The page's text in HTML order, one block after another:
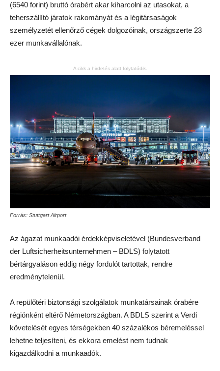
(6540 forint) bruttó órabért akar kiharcolni az utasokat, a
teherszállító járatok rakományát és a légitársaságok
személyzetét ellenőrző cégek dolgozóinak, országszerte 23
ezer munkavállalónak.
A cikk a hirdetés alatt folytatódik.
Forrás: Stuttgart Airport
Az ágazat munkaadói érdekképviseletével (Bundesverband
der Luftsicherheitsunternehmen – BDLS) folytatott
bértárgyaláson eddig négy fordulót tartottak, rendre
eredménytelenül.
A repülőtéri biztonsági szolgálatok munkatársainak órabére
régiónként eltérő Németországban. A BDLS szerint a Verdi
követelését egyes térségekben 40 százalékos béremeléssel
lehetne teljesíteni, és ekkora emelést nem tudnak
kigazdálkodni a munkaadók.